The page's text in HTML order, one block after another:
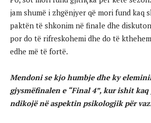
jam shumë i zhgënjyer që mori fund kaq
paktën të shkonim në finale dhe
por do të rifreskohemi dhe do të
edhe më të fortë.
Mendoni se kjo humbje dhe ky
gjysmëfinalen e “Final 4”, kur ishit kaq
ndikojë në aspektin psikologjik për